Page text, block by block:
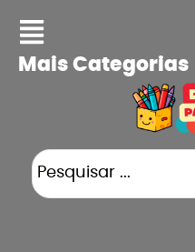
Mais Categorias